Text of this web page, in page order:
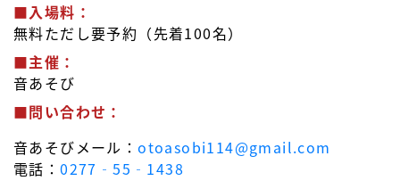
■入場料：
無料ただし要予約（先着100名）
■主催：
音あそび
■問い合わせ：
音あそびメール：otoasobi114@gmail.com
電話：0277‐55‐1438